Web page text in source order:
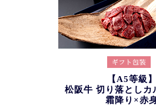
【A5等級】
松阪牛 切り落としカ
霜降り×赤